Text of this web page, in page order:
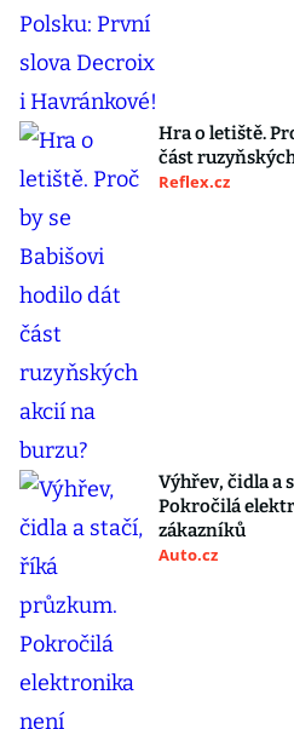
Hra o letiště.
část
Reflex.cz
Výhřev, čidla a
Pokročilá
zákazníků
Auto.cz